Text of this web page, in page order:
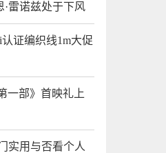
雷诺兹处于下风
证编织线1m大促
一部》首映礼上
实用与否看个人